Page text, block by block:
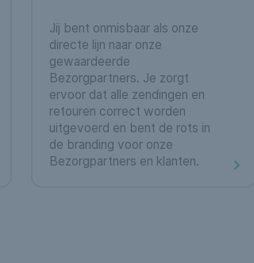
Jij bent onmisbaar als onze
directe lijn naar onze
gewaardeerde
Bezorgpartners. Je zorgt
ervoor dat alle zendingen en
retouren correct worden
uitgevoerd en bent de rots in
de branding voor onze
Bezorgpartners en klanten.